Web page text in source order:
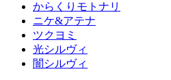
からくりモトナリ
ニケ&アテナ
ツクヨミ
光シルヴィ
闇シルヴィ